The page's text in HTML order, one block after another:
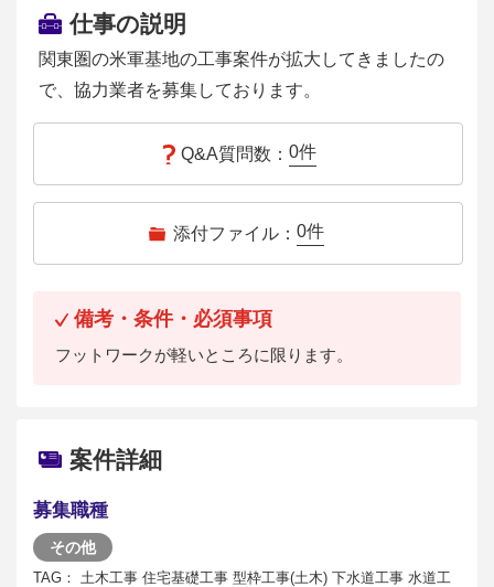
仕事の説明
関東圏の米軍基地の工事案件が拡大してきましたの
で、協力業者を募集しております。
Q&A質問数： 0件
添付ファイル： 0件
備考・条件・必須事項
フットワークが軽いところに限ります。
案件詳細
募集職種
その他
TAG： 土木工事 住宅基礎工事 型枠工事(土木) 下水道工事 水道工